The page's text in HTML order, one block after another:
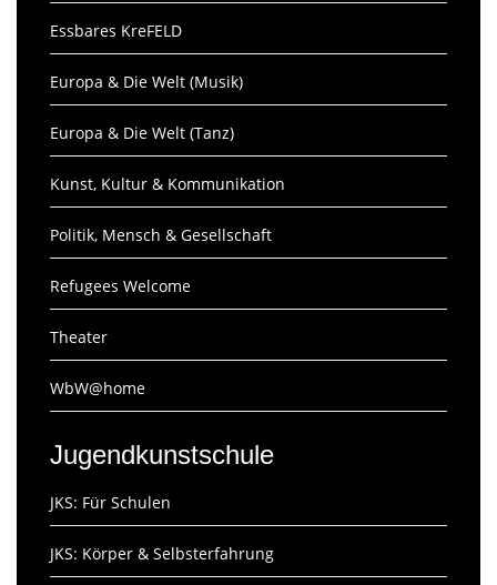
Essbares KreFELD
Europa & Die Welt (Musik)
Europa & Die Welt (Tanz)
Kunst, Kultur & Kommunikation
Politik, Mensch & Gesellschaft
Refugees Welcome
Theater
WbW@home
Jugendkunstschule
JKS: Für Schulen
JKS: Körper & Selbsterfahrung